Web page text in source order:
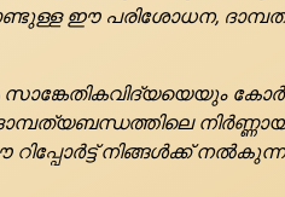
ഈ പരിശോധന,
ദാമ്പത്യബന്ധത്തിലെ
നിങ്ങൾക്ക്